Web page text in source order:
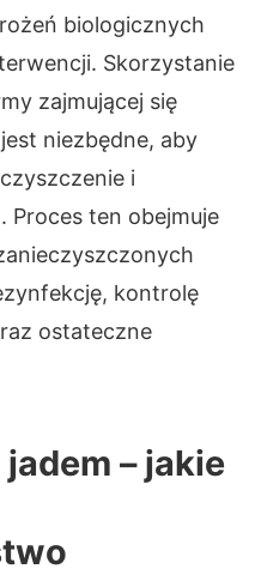
biologicznych
Skorzystanie
zajmującej się
niezbędne, aby
i
Proces ten obejmuje
kontrolę
ostateczne
– jakie